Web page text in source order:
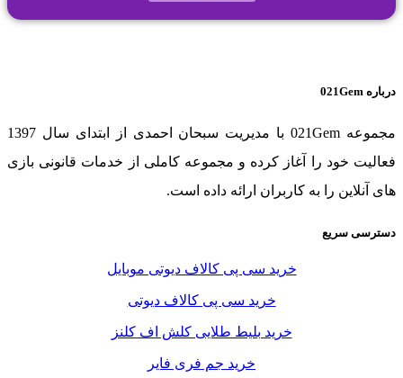
درباره 021Gem
مجموعه 021Gem با مدیریت سبحان احمدی از ابتدای سال 1397
فعالیت خود را آغاز کرده و مجموعه کاملی از خدمات قانونی بازی
های آنلاین را به کاربران ارائه داده است.
دسترسی سریع
خرید سی پی کالاف دیوتی موبایل
خرید سی پی کالاف دیوتی
خرید بلیط طلایی کلش اف کلنز
خرید جم فری فایر